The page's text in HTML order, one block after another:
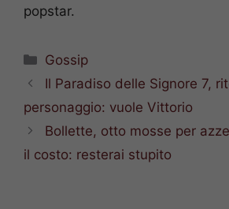
popstar.
Categorie
Gossip
Il Paradiso delle Signore 7,
personaggio: vuole Vittorio
Bollette, otto mosse per
il costo: resterai stupito